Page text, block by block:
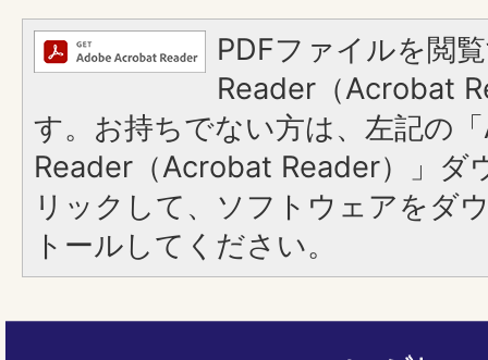
PDFファイルを閲
Reader（Acrobat
す。お持ちでない方は、左記の
Reader（Acrobat Reader）」ダ
リックして、ソフトウェアをダ
トールしてください。